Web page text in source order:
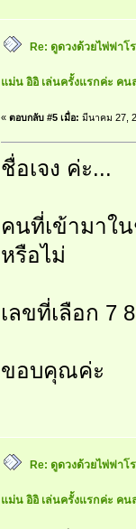
Re: ดูดวงด้วยไพ่ฟา
แม่น อิอิ เล่นครั้งแรกค่ะ คน
« ตอบกลับ #5 เมื่อ: มีนาคม 27,
ชื่อเจง ค่ะ...
คนที่เข้ามาใ
หรือไม่
เลขที่เลือก 7
ขอบคุณค่ะ
Re: ดูดวงด้วยไพ่ฟา
แม่น อิอิ เล่นครั้งแรกค่ะ คน